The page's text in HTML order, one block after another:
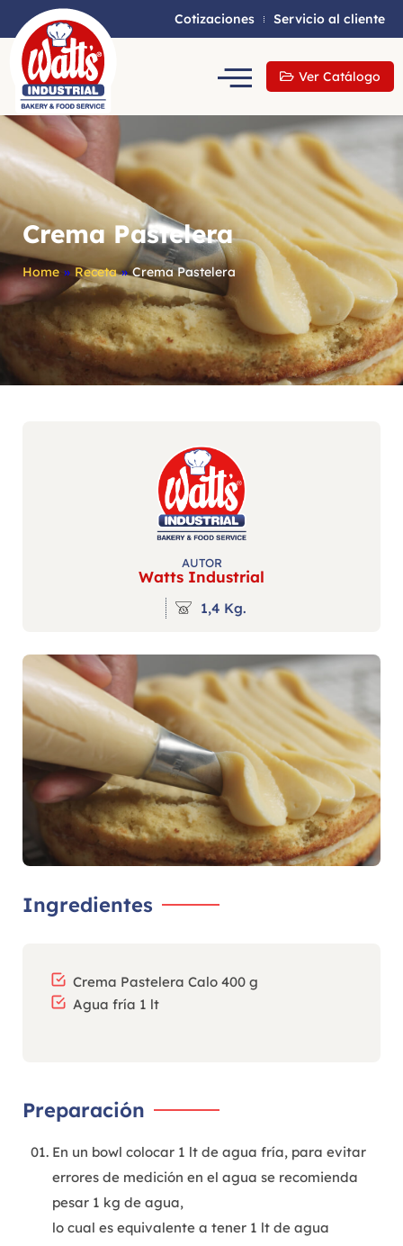
Cotizaciones Servicio al cliente
Ver Catálogo
Crema Pastelera
Home » Receta » Crema Pastelera
AUTOR
Watts Industrial
1,4 Kg.
Ingredientes
Crema Pastelera Calo 400 g
Agua fría 1 lt
Preparación
En un bowl colocar 1 lt de agua fría, para evitar
errores de medición en el agua se recomienda
pesar 1 kg de agua,
lo cual es equivalente a tener 1 lt de agua